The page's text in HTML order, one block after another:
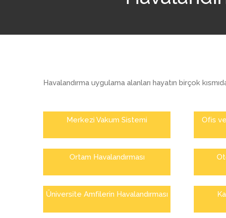
Havalandırma uygulama alanları hayatın birçok
Merkezi Vakum Sistemi Ofis
Ortam Havalandırması
Üniversite Amfilerin Havalandırması